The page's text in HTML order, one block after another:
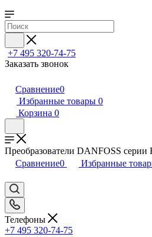
+7 495 320-74-75
Заказать звонок
Сравнение0
Избранные товары 0
Корзина 0
Преобразователи DANFOSS серии
Сравнение0 Избранные
Телефоны
+7 495 320-74-75